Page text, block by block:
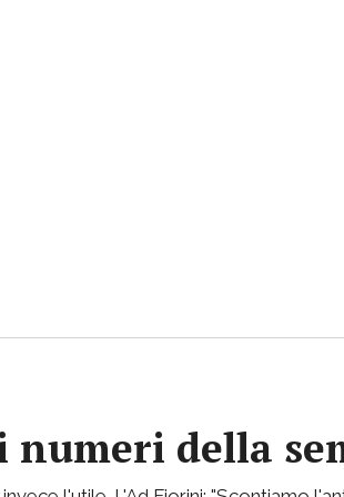
numeri della